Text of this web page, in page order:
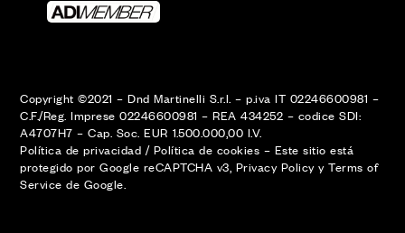
Copyright ©2021 – Dnd Martinelli S.r.l. – p.iva IT 02246600981 –
C.F./Reg. Imprese 02246600981 – REA 434252 – codice SDI:
A4707H7 – Cap. Soc. EUR 1.500.000,00 I.V.
Política de privacidad / Política de cookies – Este sitio está
protegido por Google reCAPTCHA v3, Privacy Policyy Terms of
Service de Google.